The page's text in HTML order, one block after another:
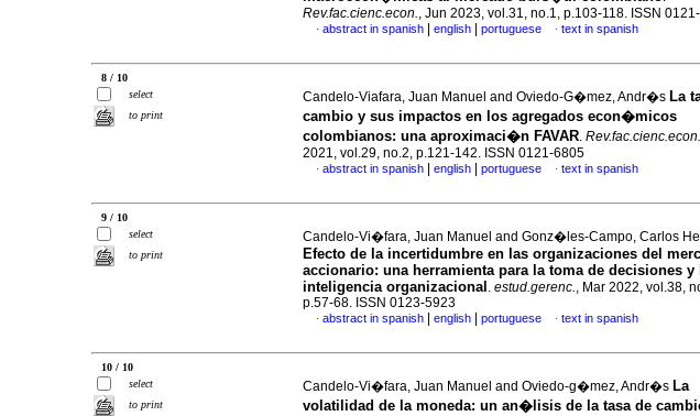
Rev.fac.cienc.econ., Jun 2023, vol.31, no.1, p.103-118. ISSN
· abstract in spanish english portuguese · text in spanish
8 / 10
select
to print
Candelo-Viafara, Juan Manuel and Oviedo-G�mez, Andr�s La
cambio y sus impactos en los agregados econ�micos
colombianos: una aproximaci�n FAVAR. Rev.fac.cienc.econ.
2021, vol.29, no.2, p.121-142. ISSN 0121-6805
· abstract in spanish english portuguese · text in spanish
9 / 10
select
to print
Candelo-Vi�fara, Juan Manuel and Gonz�les-Campo, Carlos
Efecto de la incertidumbre en las organizaciones del
accionario: una herramienta para la toma de decisiones y
inteligencia organizacional . estud.gerenc., Mar 2022, vol.38,
p.57-68. ISSN 0123-5923
· abstract in spanish english portuguese · text in spanish
10 / 10
select
to print
Candelo-Vi�fara, Juan Manuel and Oviedo-g�mez, Andr�s La
volatilidad de la moneda: un an�lisis de la tasa de